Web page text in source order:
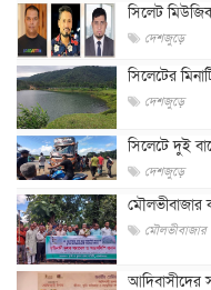
সিলেট
দেশজুড়ে
সিলেটের
দেশজুড়ে
সিলেটে দুই
দেশজুড়ে
মৌলভীবাজার
মৌলভীবাজার
আদিবাসীদের